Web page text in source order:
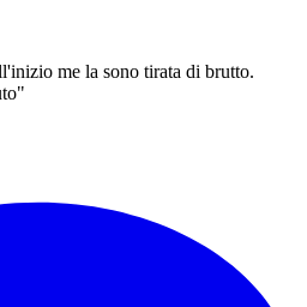
me la sono tirata di brutto.